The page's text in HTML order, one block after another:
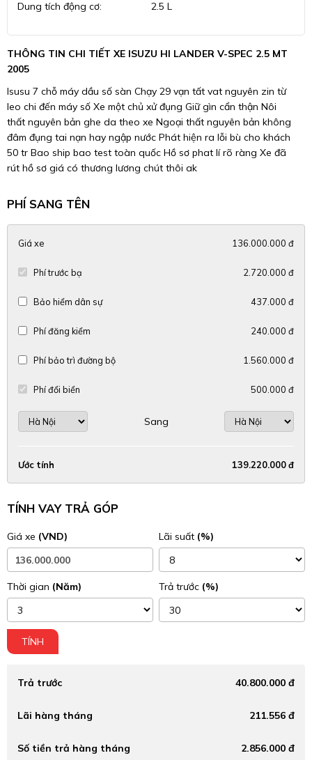
Dung tích động cơ: 2.5 L
THÔNG TIN CHI TIẾT XE ISUZU HI LANDER V-SPEC 2.5 MT
2005
Isusu 7 chỗ máy dầu số sàn Chạy 29 vạn tất vat nguyên zin từ
leo chi đến máy số Xe một chủ xử đụng Giữ gìn cẩn thận Nôi
thất nguyên bản ghe da theo xe Ngoại thất nguyên bản không
đâm đụng tai nạn hay ngập nước Phát hiện ra lỗi bù cho khách
50 tr Bao ship bao test toàn quốc Hồ sơ phat lí rõ ràng Xe đã
rút hồ sơ giá có thương lương chút thôi ak
PHÍ SANG TÊN
Giá xe 136.000.000 đ
Phí trước bạ 2.720.000 đ
Bảo hiểm dân sự 437.000 đ
Phí đăng kiểm 240.000 đ
Phí bảo trì đường bộ 1.560.000 đ
Phí đổi biển 500.000 đ
Sang
Ước tính 139.220.000 đ
TÍNH VAY TRẢ GÓP
Giá xe (VND) Lãi suất (%)
Thời gian (Năm) Trả trước (%)
TÍNH
Trả trước 40.800.000 đ
Lãi hàng tháng 211.556 đ
Số tiền trả hàng tháng 2.856.000 đ